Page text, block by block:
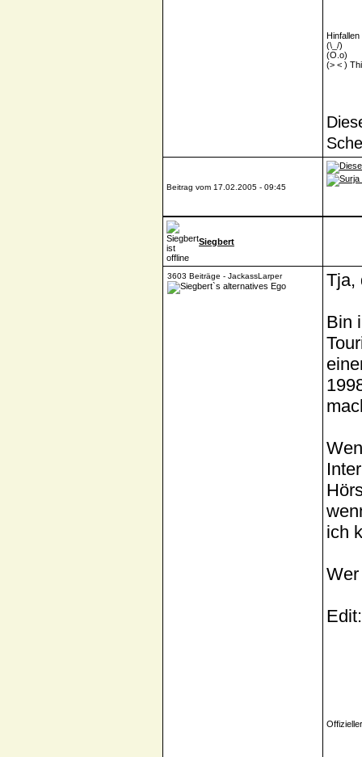
(\_/)
(O.o)
(> < )
Beitrag vom 17.02.2005 - 09:45
Siegbert
3603 Beiträge - JackassLarper Tja,
Bin
ich